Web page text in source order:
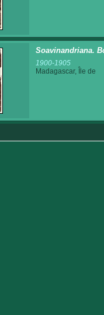
Soavinandriana.
1900-1905
Madagascar, Île de